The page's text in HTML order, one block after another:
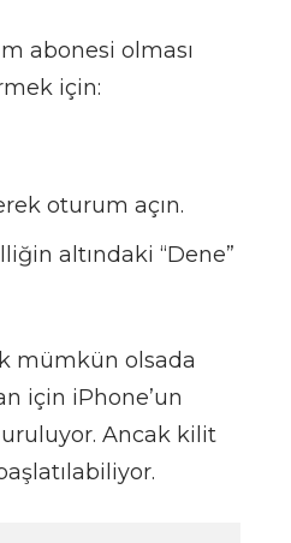
abonesi olması
için:
oturum açın.
altındaki “Dene”
mümkün olsada
için iPhone’un
Ancak kilit